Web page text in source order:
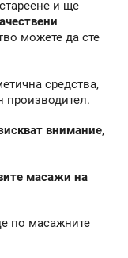
и ще
можете да сте
средства,
производител.
внимание,
масажи на
по масажните